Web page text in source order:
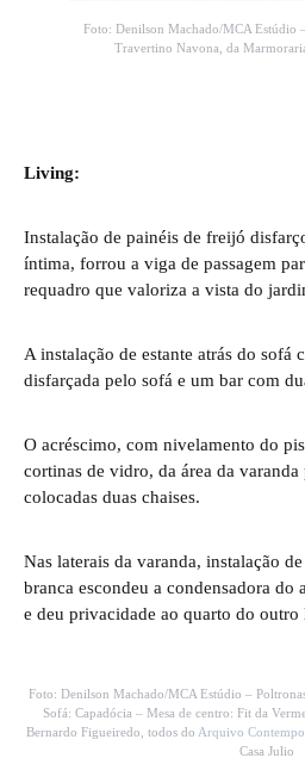
Foto: Denilson Machado/MCA Estúdio
Travertino Navona, da
Living:
Instalação de painéis de freijó
íntima, forrou a viga de passagem
requadro que valoriza a vista do
A instalação de estante atrás do sofá
disfarçada pelo sofá e um bar com
O acréscimo, com nivelamento do
cortinas de vidro, da área da
colocadas duas chaises.
Nas laterais da varanda, instalação
branca escondeu a condensadora
e deu privacidade ao quarto do outro
Foto: Denilson Machado/MCA Estúdio –
Sofá: Capadócia – Mesa de centro: Fit da
Bernardo Figueiredo, todos do Arquivo
Casa Julio